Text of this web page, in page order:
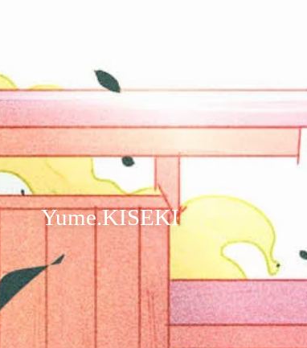
Yume.KISEKI